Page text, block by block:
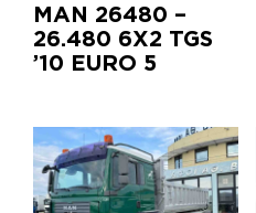
MAN 26480 –
26.480 6X2 TGS
’10 EURO 5